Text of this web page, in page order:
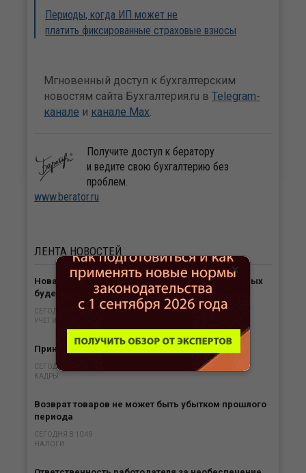
Периоды, когда ИП может не
платить фиксированные страховые взносы
Мгновенный доступ к бухгалтерским
новостям сайта Бухгалтерия.ru в Telegram-
канале и канале Max.
Получите доступ к бератору
и ведите свою бухгалтерию без
проблем.
www.berator.ru
ЛЕНТА НОВОСТЕЙ
Новая форма бумажных транспортных накладных
будет введена с 1 сентября 2026
СЕГОДНЯ В 13:53
УЧЕТ И ОТЧЕТНОСТЬ
Принять она работу по загранпаспорту нельзя
СЕГОДНЯ В 12:51
КАДРЫ
Возврат товаров не может быть убытком прошлого
периода
СЕГОДНЯ В 10:49
НАЛОГИ
×